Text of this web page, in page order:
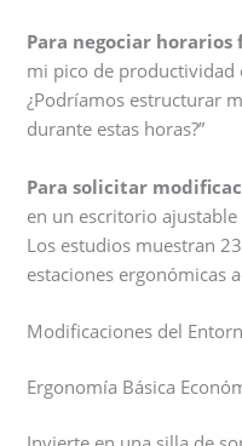
Para negociar horarios
mi pico de
¿Podríamos estructurar
durante estas horas?”
Para solicitar
en un escritorio
Los estudios muestran
estaciones ergonómicas
Modificaciones del
Ergonomía Básica